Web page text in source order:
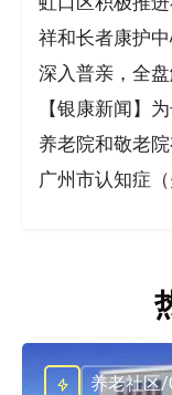
祥和长者康护
深入普亲，全
【银康新闻】
养老院和敬老
广州市认知症
养老社区/